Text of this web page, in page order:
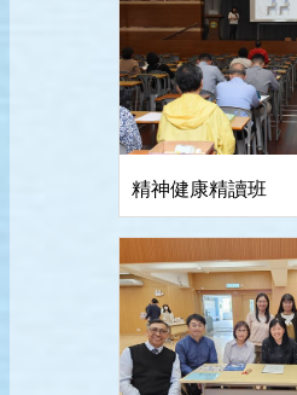
精神健康精讀班